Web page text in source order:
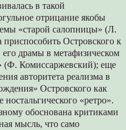
в такой
отрицание якобы
«старой салопницы» (Л.
Островского к
драмы в метафизическом
(Ф. Комиссаржевский); еще
авторитета реализма в
Островского как
«ретро».
обоснована критиками
мысль, что само